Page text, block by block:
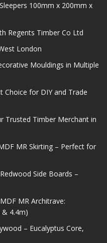
100mm x 200mm x
Regents Timber Co Ltd
London
Mouldings in Multiple
Choice for DIY and Trade
Trusted Timber Merchant in
MR Skirting – Perfect for
Side Boards –
MR Architrave:
4.4m)
– Eucalyptus Core,